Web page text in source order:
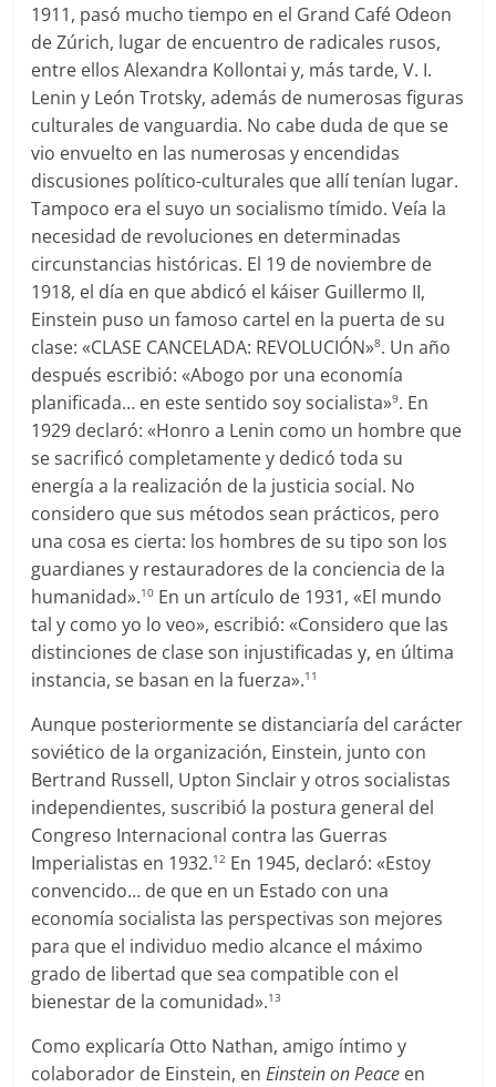
1911, pasó mucho tiempo en el Grand Café Odeon
de Zúrich, lugar de encuentro de radicales rusos,
entre ellos Alexandra Kollontai y, más tarde, V. I.
Lenin y León Trotsky, además de numerosas figuras
culturales de vanguardia. No cabe duda de que se
vio envuelto en las numerosas y encendidas
discusiones político-culturales que allí tenían lugar.
Tampoco era el suyo un socialismo tímido. Veía la
necesidad de revoluciones en determinadas
circunstancias históricas. El 19 de noviembre de
1918, el día en que abdicó el káiser Guillermo II,
Einstein puso un famoso cartel en la puerta de su
clase: «CLASE CANCELADA: REVOLUCIÓN»8. Un año
después escribió: «Abogo por una economía
planificada… en este sentido soy socialista»9. En
1929 declaró: «Honro a Lenin como un hombre que
se sacrificó completamente y dedicó toda su
energía a la realización de la justicia social. No
considero que sus métodos sean prácticos, pero
una cosa es cierta: los hombres de su tipo son los
guardianes y restauradores de la conciencia de la
humanidad».10 En un artículo de 1931, «El mundo
tal y como yo lo veo», escribió: «Considero que las
distinciones de clase son injustificadas y, en última
instancia, se basan en la fuerza».11
Aunque posteriormente se distanciaría del carácter
soviético de la organización, Einstein, junto con
Bertrand Russell, Upton Sinclair y otros socialistas
independientes, suscribió la postura general del
Congreso Internacional contra las Guerras
Imperialistas en 1932.12 En 1945, declaró: «Estoy
convencido… de que en un Estado con una
economía socialista las perspectivas son mejores
para que el individuo medio alcance el máximo
grado de libertad que sea compatible con el
bienestar de la comunidad».13
Como explicaría Otto Nathan, amigo íntimo y
colaborador de Einstein, enEinstein on Peace en